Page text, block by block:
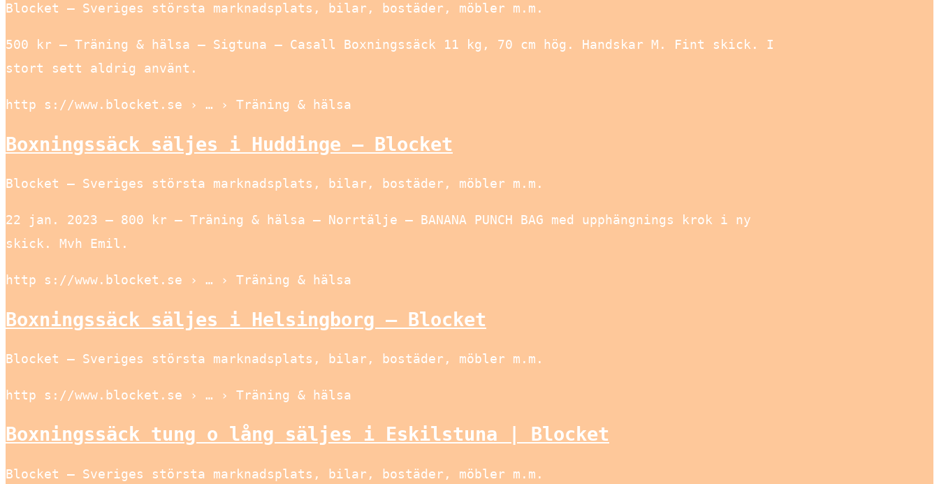
Blocket – Sveriges största marknadsplats, bilar, bostäder, möbler m.m.
500 kr – Träning & hälsa – Sigtuna – Casall Boxningssäck 11 kg, 70 cm hög. Handskar M. Fint skick. I
stort sett aldrig använt.
http s://www.blocket.se › … › Träning & hälsa
Boxningssäck säljes i Huddinge – Blocket
Blocket – Sveriges största marknadsplats, bilar, bostäder, möbler m.m.
22 jan. 2023 — 800 kr – Träning & hälsa – Norrtälje – BANANA PUNCH BAG med upphängnings krok i ny
skick. Mvh Emil.
http s://www.blocket.se › … › Träning & hälsa
Boxningssäck säljes i Helsingborg – Blocket
Blocket – Sveriges största marknadsplats, bilar, bostäder, möbler m.m.
http s://www.blocket.se › … › Träning & hälsa
Boxningssäck tung o lång säljes i Eskilstuna | Blocket
Blocket – Sveriges största marknadsplats, bilar, bostäder, möbler m.m.